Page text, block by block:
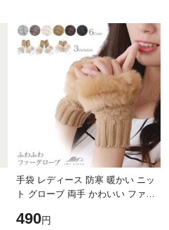
手袋 レディース 防寒 暖かい ニッ
ト グローブ 両手 かわいい ファー
応 ハンドウォーマー 冬 ケーブル
490円